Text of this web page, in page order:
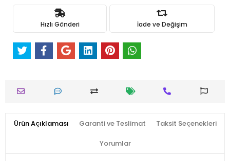
Hızlı Gönderi İade ve Değişim
Ürün Açıklaması Garanti ve Teslimat Taksit Seçenekleri
Yorumlar